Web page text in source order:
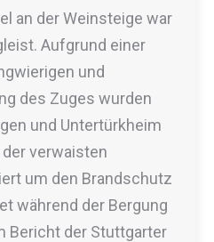
an der Weinsteige war
Aufgrund einer
und
des Zuges wurden
und Untertürkheim
verwaisten
um den Brandschutz
während der Bergung
Bericht der Stuttgarter